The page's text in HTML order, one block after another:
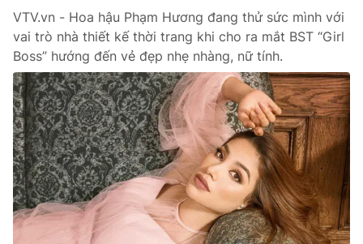
VTV.vn - Hoa hậu Phạm Hương đang thử sức mình với
vai trò nhà thiết kế thời trang khi cho ra mắt BST “Girl
Boss” hướng đến vẻ đẹp nhẹ nhàng, nữ tính.